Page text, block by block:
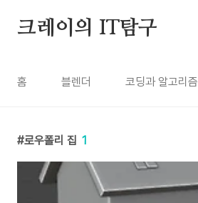
크레이의 IT탐구
홈 블렌더 코딩과 알고리즘
로우폴리 집 1